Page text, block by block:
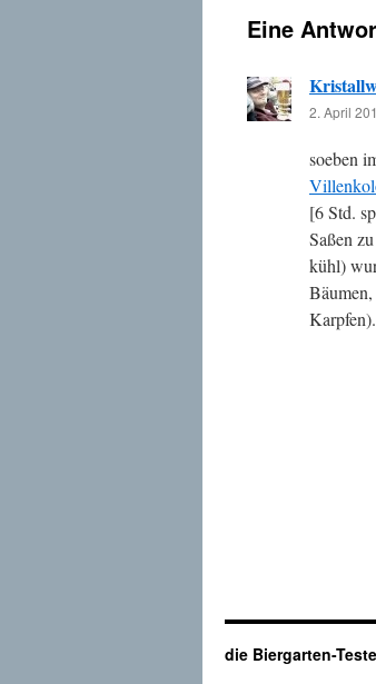
Eine
2. April
soeben
[6 Std.
Saßen
kühl)
die Biergarten-